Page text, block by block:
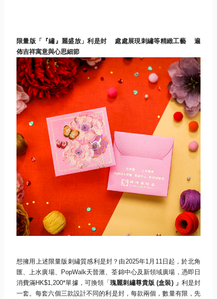
限量版「『繡』麗盛放」利是封 處處展現刺繡等精緻工藝
遍
佈吉祥寓意與心思細節
想擁用上述限量版刺繡質感利是封？由 2025年1 月 11 日起，於北角
匯、上水廣場、 PopWalk天晉滙、荃錦中心及新領域廣場，憑即日
消費滿HK$1,200*單據， 可換領「瑰麗刺繡尊貴版 (盒裝) 」 利是封
一套。每套六個三款設計不同的利是封，每款兩個，數量有限，先